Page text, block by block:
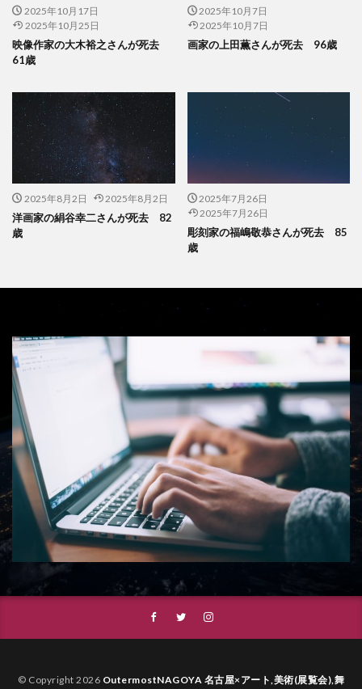
2025年10月17日
2025年10月25日
映像作家の大木裕之さんが死去
61歳
2025年10月7日
2025年10月7日
画家の上田薫さんが死去 96歳
2025年8月2日 2025年8月2日
洋画家の絹谷幸二さんが死去 82
歳
2025年7月26日
2025年7月26日
彫刻家の福嶋敬恭さんが死去 85
歳
© Copyright 2026 OutermostNAGOYA 名古屋×アート,美術(展覧会),舞